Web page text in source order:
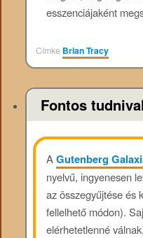
esszenciájaként
Címke Brian Tracy
Fontos
AGutenberg
nyelvű, ingyenesen
az összegyűjtése és
fellelhető módon).
elérhetetlenné